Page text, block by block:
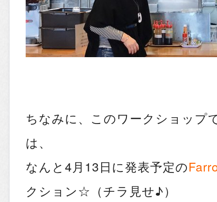
ちなみに、このワークショップ
は、
なんと4月13日に発表予定の
クション☆（チラ見せ♪）